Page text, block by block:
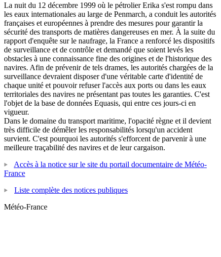
La nuit du 12 décembre 1999 où le pétrolier Erika s'est rompu dans
les eaux internationales au large de Penmarch, a conduit les autorités
françaises et européennes à prendre des mesures pour garantir la
sécurité des transports de matières dangereuses en mer. À la suite du
rapport d'enquête sur le naufrage, la France a renforcé les dispositifs
de surveillance et de contrôle et demandé que soient levés les
obstacles à une connaissance fine des origines et de l'historique des
navires. Afin de prévenir de tels drames, les autorités chargées de la
surveillance devraient disposer d'une véritable carte d'identité de
chaque unité et pouvoir refuser l'accès aux ports ou dans les eaux
territoriales des navires ne présentant pas toutes les garanties. C'est
l'objet de la base de données Equasis, qui entre ces jours-ci en
vigueur.
Dans le domaine du transport maritime, l'opacité règne et il devient
très difficile de démêler les responsabilités lorsqu'un accident
survient. C'est pourquoi les autorités s'efforcent de parvenir à une
meilleure traçabilité des navires et de leur cargaison.
Accès à la notice sur le site du portail documentaire de Météo-
France
Liste complète des notices publiques
Météo-France